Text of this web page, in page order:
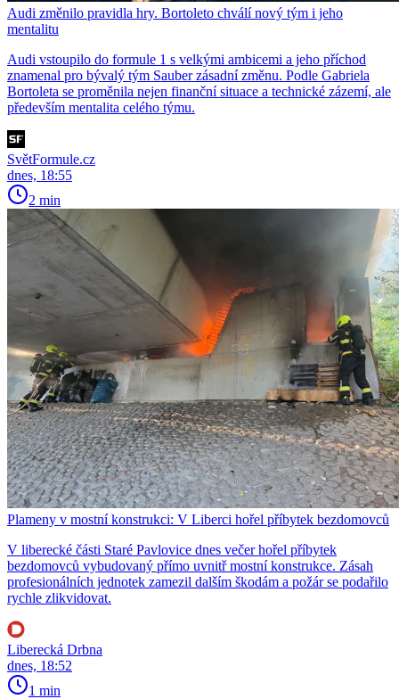
Audi změnilo pravidla hry. Bortoleto chválí nový tým i jeho
mentalitu
Audi vstoupilo do formule 1 s velkými ambicemi a jeho příchod
znamenal pro bývalý tým Sauber zásadní změnu. Podle Gabriela
Bortoleta se proměnila nejen finanční situace a technické zázemí, ale
především mentalita celého týmu.
SvětFormule.cz
dnes, 18:55
2 min
Plameny v mostní konstrukci: V Liberci hořel příbytek bezdomovců
V liberecké části Staré Pavlovice dnes večer hořel příbytek
bezdomovců vybudovaný přímo uvnitř mostní konstrukce. Zásah
profesionálních jednotek zamezil dalším škodám a požár se podařilo
rychle zlikvidovat.
Liberecká Drbna
dnes, 18:52
1 min